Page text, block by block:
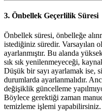
3. Önbellek Geçerlilik Süresi
Önbellek süresi, önbelleğe
istediğiniz süredir. Varsayılan
ayarlanmıştır. Bu alanda
sık sık yenilenmeyeceği,
Düşük bir sayı ayarlamak ise,
durumlarda ayarlanmalıdır.
değişiklik güncelleme
Böylece gerektiği zaman
temizleme işlemi yapabilirsiniz.